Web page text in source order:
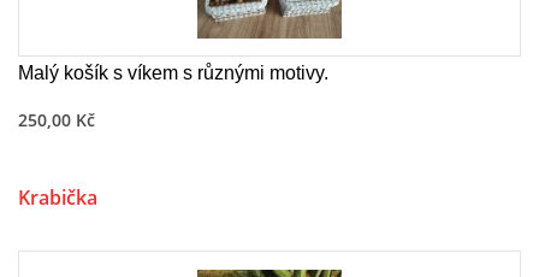
Malý košík s víkem s různými motivy.
250,00 Kč
Krabička